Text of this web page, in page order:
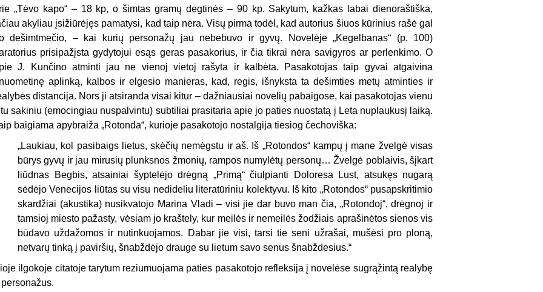
„Tėvo kapo“ – 18 kp, o šimtas gramų degtinės – 90 kp. Sa­kytum, kažkas labai dienoraštiška,
akyliau įsižiūrėjęs pamatysi, kad taip nėra. Visų pirma todėl, kad autorius šiuos kūrinius rašė gal
dešimtmečio, – kai kurių personažų jau nebebuvo ir gyvų. Novelėje „Kegelbanas“ (p. 100)
prisipa­žįsta gydytojui esąs geras pasako­rius, ir čia tikrai nėra savigyros ar perlenkimo. O
J. Kunčino at­minti jau ne vienoj vietoj rašyta ir kalbėta. Pasakotojas taip gyvai at­gaivina
aplinką, kalbos ir elgesio manieras, kad, regis, iš­nyksta ta dešimties metų atminties ir
distancija. Nors ji atsi­randa visai kitur – dažniausiai nove­lių pabaigose, kai pasakotojas vienu
sakiniu (emocingiau nuspalvin­tu) subtiliai prasitaria apie jo paties nuostatą į Leta nuplaukusį laiką.
baigiama apybraiža „Rotonda“, kurioje pasakotojo nostalgija tiesiog čechoviška:
„Laukiau, kol pasibaigs lietus, skėčių ne­mėgstu ir aš. Iš „Rotondos“ kampų į mane žvelgė visas
būrys gyvų ir jau mirusių plunksnos žmonių, rampos numylėtų per­sonų… Žvelgė poblaivis, šįkart
liūdnas Begbis, atsainiai šyptelėjo drėgną „Primą“ čiulpianti Doloresa Lust, atsukęs nugarą
sėdėjo Venecijos liūtas su visu nedideliu literatūriniu kolektyvu. Iš kito „Rotondos“ pusapskritimio
skardžiai (akustika) nusi­kvatojo Marina Vladi – visi jie dar buvo man čia, „Rotondoj“, drėgnoj ir
tamsioj miesto pažasty, vėsiam jo kraštely, kur meilės ir nemeilės žodžiais aprašinėtos sienos vis
būdavo uždažomos ir nutinkuo­jamos. Dabar jie visi, tarsi tie seni užrašai, mušėsi pro ploną,
netvarų tinką į pavir­šių, šnabždėjo drauge su lietum savo se­nus šnabždesius.“
ilgokoje citatoje tarytum re­ziumuojama paties pasakotojo reflek­sija į novelėse sugrąžintą realybę
personažus.